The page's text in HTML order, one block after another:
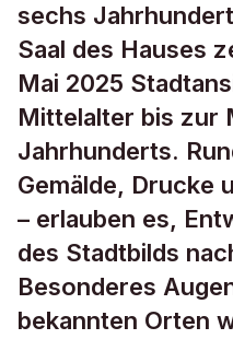
sechs
Saal des Hauses
Mai 2025
Mittelalter bis zur
Jahrhunderts.
Gemälde, Drucke
– erlauben es,
des Stadtbilds
Besonderes
bekannten Orten